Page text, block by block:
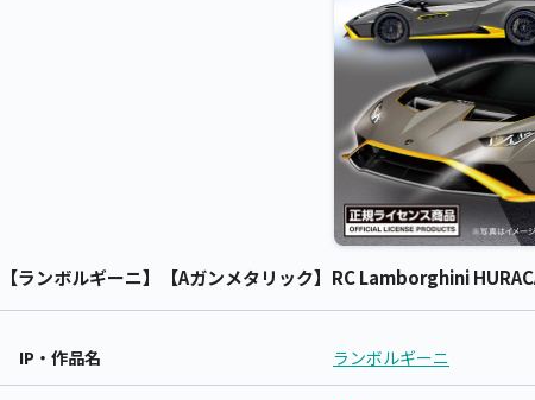
【ランボルギーニ】【Aガンメタリック】RC Lamborghini
IP・作品名 ランボルギーニ